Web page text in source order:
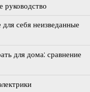
себя неизведанные
для дома: сравнение